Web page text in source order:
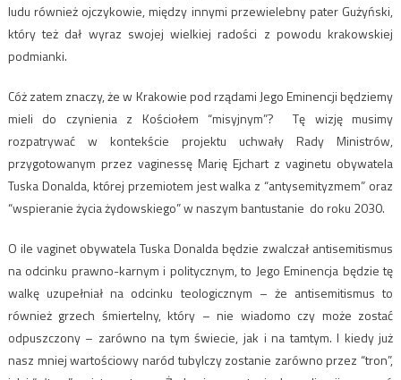
ludu również ojczykowie, między innymi przewielebny pater Gużyński,
który też dał wyraz swojej wielkiej radości z powodu krakowskiej
podmianki.
Cóż zatem znaczy, że w Krakowie pod rządami Jego Eminencji będziemy
mieli do czynienia z Kościołem “misyjnym”? Tę wizję musimy
rozpatrywać w kontekście projektu uchwały Rady Ministrów,
przygotowanym przez vaginessę Marię Ejchart z vaginetu obywatela
Tuska Donalda, której przemiotem jest walka z “antysemityzmem” oraz
“wspieranie życia żydowskiego” w naszym bantustanie do roku 2030.
O ile vaginet obywatela Tuska Donalda będzie zwalczał antisemitismus
na odcinku prawno-karnym i politycznym, to Jego Eminencja będzie tę
walkę uzupełniał na odcinku teologicznym – że antisemitismus to
również grzech śmiertelny, który – nie wiadomo czy może zostać
odpuszczony – zarówno na tym świecie, jak i na tamtym. I kiedy już
nasz mniej wartościowy naród tubylczy zostanie zarówno przez “tron”,